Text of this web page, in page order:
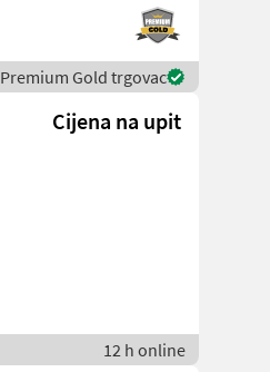
Premium Gold trgovac
Cijena na upit
12 h online